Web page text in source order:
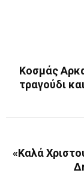
Κοσμάς
τραγούδι
«Καλά